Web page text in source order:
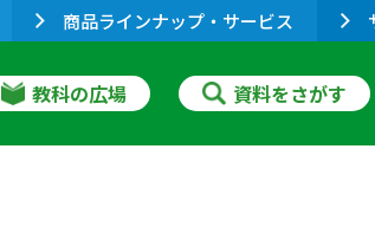
商品ラインナップ・サービス
教科の広場 資料をさがす